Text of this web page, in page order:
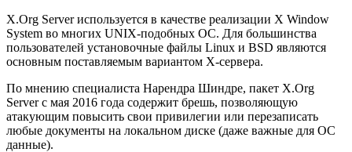
X.Org Server используется в качестве реализации X Window
System во многих UNIX-подобных ОС. Для большинства
пользователей установочные файлы Linux и BSD являются
основным поставляемым вариантом X-сервера.
По мнению специалиста Нарендра Шиндре, пакет X.Org
Server с мая 2016 года содержит брешь, позволяющую
атакующим повысить свои привилегии или перезаписать
любые документы на локальном диске (даже важные для ОС
данные).